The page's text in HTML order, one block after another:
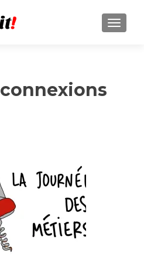
MENU
connexions